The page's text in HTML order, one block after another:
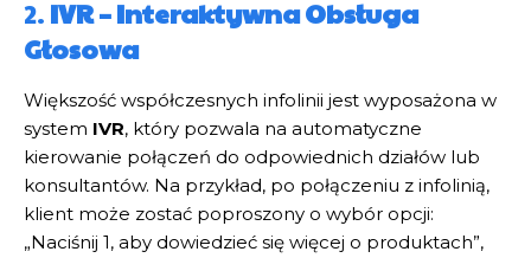
2. IVR – Interaktywna Obsługa
Głosowa
Większość współczesnych infolinii jest wyposażona w
system IVR, który pozwala na automatyczne
kierowanie połączeń do odpowiednich działów lub
konsultantów. Na przykład, po połączeniu z infolinią,
klient może zostać poproszony o wybór opcji:
„Naciśnij 1, aby dowiedzieć się więcej o produktach”,